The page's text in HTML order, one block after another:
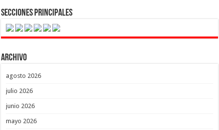
Secciones Principales
Archivo
agosto 2026
julio 2026
junio 2026
mayo 2026